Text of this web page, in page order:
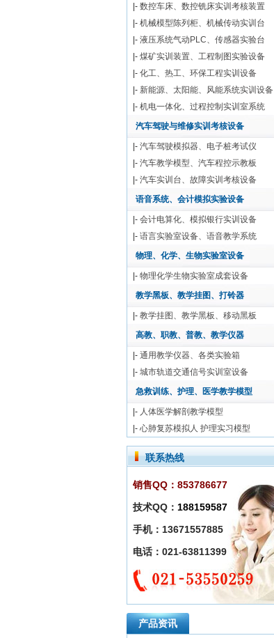
|- 数控车床、数控铣床实训考核装置
|- 机械模型陈列柜、机械传动实训台
|- 液压系统气动PLC、传感器实验台
|- 煤矿实训装置、工程制图实验设备
|- 化工、热工、环保工程实训设备
|- 新能源、太阳能、风能系统实训设备
|- 机电一体化、过程控制实训室系统
汽车驾驶与维修实训考核设备
|- 汽车驾驶模拟器、电子桩考试仪
|- 汽车教学模型、汽车程控示教板
|- 汽车实训台、故障实训考核设备
语音系统、会计模拟实验设备
|- 会计电算化、模拟银行实训设备
|- 语言实验室设备、语音教学系统
物理、化学、生物实验室设备
|- 物理化学生物实验室成套设备
教学黑板、教学挂图、打铃器
|- 教学挂图、教学黑板、移动黑板
高教、职教、普教、教学仪器
|- 通用教学仪器、各类实验箱
|- 城市轨道交通信号实训室设备
急救训练、护理、医学教学模型
|- 人体医学解剖教学模型
|- 心肺复苏模拟人 护理实习模型
联系热线
销售QQ：853786677
技术QQ： 188159587
手机：13671557885
电话：021-63811399
产品资讯